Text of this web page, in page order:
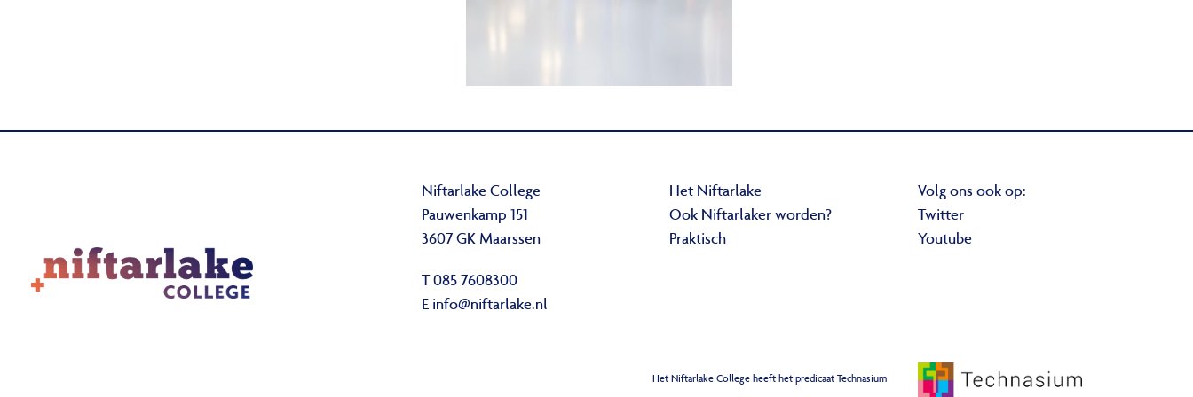
Niftarlake College
Pauwenkamp 151
3607 GK Maarssen
T 085 7608300
E info@niftarlake.nl
Het Niftarlake
Ook Niftarlaker worden?
Praktisch
Volg ons ook op:
Twitter
Youtube
Het Niftarlake College heeft het predicaat Technasium